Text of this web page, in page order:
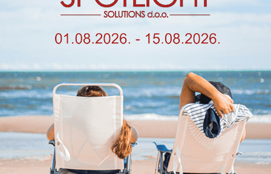
240V 24W 3000K 3600lm
1500mm
Aigostar
15,60 €
T5 LED 220-240V 24W
1500mm
Aigostar
15,60€